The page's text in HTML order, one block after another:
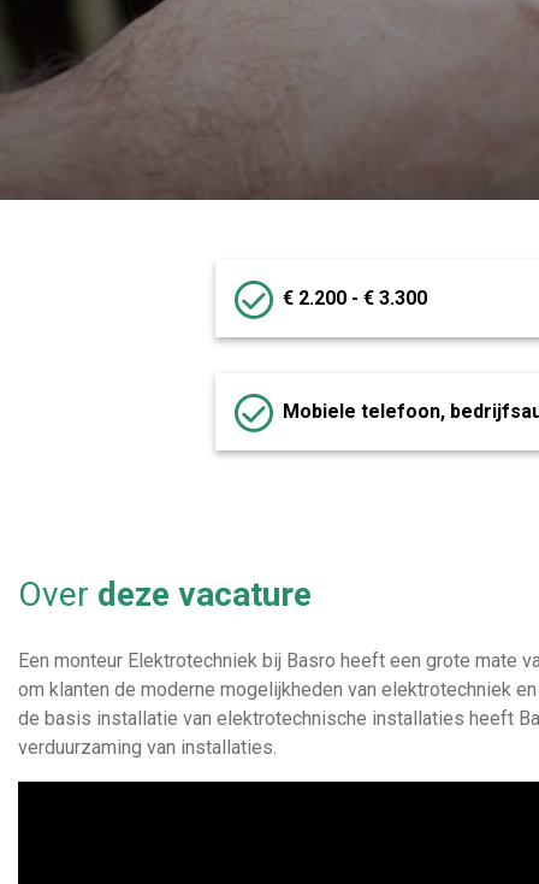
€ 2.200 - € 3.300
Mobiele telefoon,
Over deze vacature
Een monteur Elektrotechniek bij Basro heeft een grote mate
om klanten de moderne mogelijkheden van elektrotechniek
de basis installatie van elektrotechnische installaties heeft
verduurzaming van installaties.